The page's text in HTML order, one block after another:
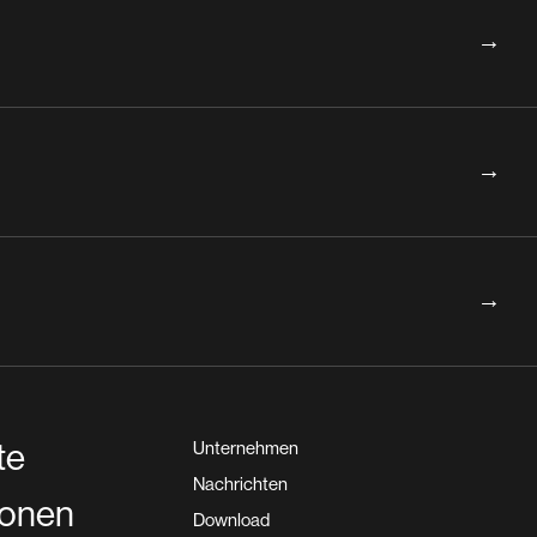
→
→
→
Unternehmen
Nachrichten
Download